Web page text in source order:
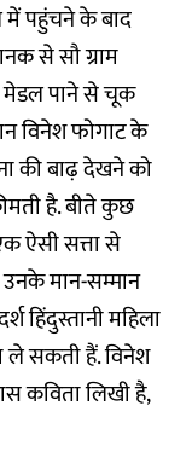
पहुंचने के बाद
से सौ ग्राम
मेडल पाने से चूक
विनेश फोगाट के
की बाढ़ देखने को
है. बीते कुछ
ऐसी सत्ता से
मान-सम्मान
हिंदुस्तानी महिला
ले सकती हैं. विनेश
कविता लिखी है,